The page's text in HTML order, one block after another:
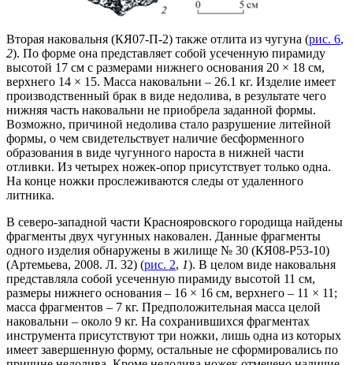
Вторая наковальня (КЯ07-П-2) также отлита из чугуна (рис. 6,
2). По форме она представляет собой усеченную пирамиду
высотой 17 см с размерами нижнего основания 20 × 18 см,
верхнего 14 × 15. Масса наковальни – 26.1 кг. Изделие имеет
производственный брак в виде недолива, в результате чего
нижняя часть наковальни не приобрела заданной формы.
Возможно, причиной недолива стало разрушение литейной
формы, о чем свидетельствует наличие бесформенного
образования в виде чугунного нароста в нижней части
отливки. Из четырех ножек-опор присутствует только одна.
На конце ножки прослеживаются следы от удаленного
литника.
В северо-западной части Краснояровского городища найдены
фрагменты двух чугунных наковален. Данные фрагменты
одного изделия обнаружены в жилище № 30 (КЯ08-Р53-10)
(Артемьева, 2008. Л. 32) (рис. 2, 1). В целом виде наковальня
представляла собой усеченную пирамиду высотой 11 см,
размеры нижнего основания – 16 × 16 см, верхнего – 11 × 11;
масса фрагментов – 7 кг. Предположительная масса целой
наковальни – около 9 кг. На сохранившихся фрагментах
инструмента присутствуют три ножки, лишь одна из которых
имеет завершенную форму, остальные не сформировались по